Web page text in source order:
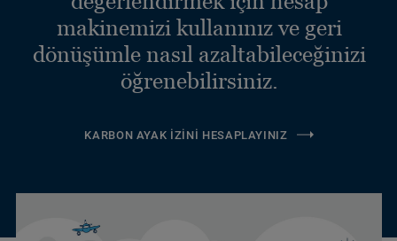
makinemizi kullanınız ve geri
dönüşümle nasıl azaltabileceğinizi
öğrenebilirsiniz.
KARBON AYAK İZINI HESAPLAYINIZ